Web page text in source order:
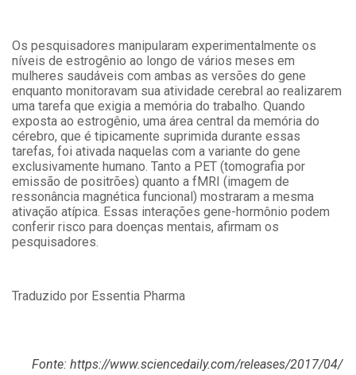
Os pesquisadores manipularam experimentalmente os
níveis de estrogênio ao longo de vários meses em
mulheres saudáveis com ambas as versões do gene
enquanto monitoravam sua atividade cerebral ao realizarem
uma tarefa que exigia a memória do trabalho. Quando
exposta ao estrogênio, uma área central da memória do
cérebro, que é tipicamente suprimida durante essas
tarefas, foi ativada naquelas com a variante do gene
exclusivamente humano. Tanto a PET (tomografia por
emissão de positrões) quanto a fMRI (imagem de
ressonância magnética funcional) mostraram a mesma
ativação atípica. Essas interações gene-hormônio podem
conferir risco para doenças mentais, afirmam os
pesquisadores.
Traduzido por Essentia Pharma
Fonte: https://www.sciencedaily.com/releases/2017/04/